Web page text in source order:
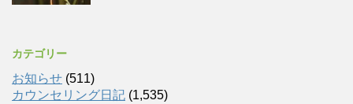
カテゴリー
お知らせ (511)
カウンセリング日記 (1,535)